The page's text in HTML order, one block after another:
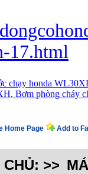
17.html
chạy honda
, Bơm phòng cháy
Home Page Add to
>>